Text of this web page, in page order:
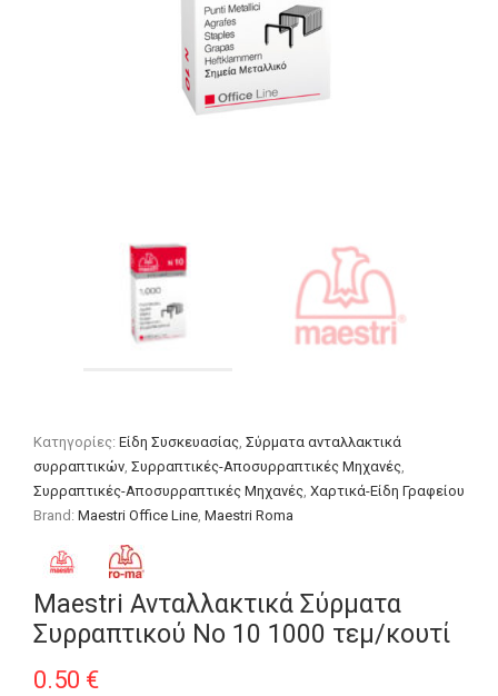
Κατηγορίες:Είδη Συσκευασίας,Σύρματα ανταλλακτικά
συρραπτικών,Συρραπτικές-Αποσυρραπτικές Μηχανές,
Συρραπτικές-Αποσυρραπτικές Μηχανές,Χαρτικά-Είδη Γραφείου
Brand:Maestri Office Line,Maestri Roma
Maestri Ανταλλακτικά Σύρματα
Συρραπτικού No 10 1000 τεμ/κουτί
0.50 €